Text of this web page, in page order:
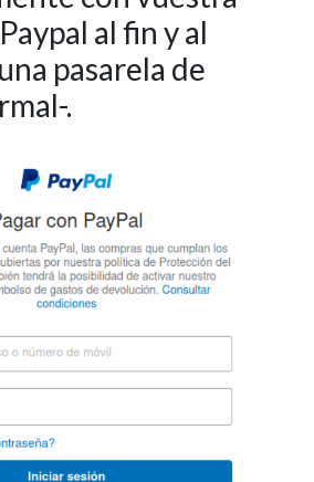
al fin y al
pasarela de
.